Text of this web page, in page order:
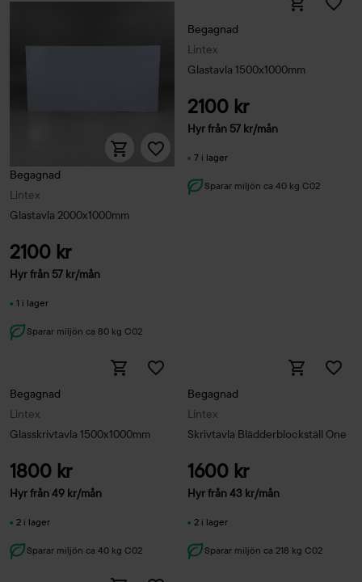
Lintex
Begagnad
Glastavla 2000x1000mm
2100 kr
Hyr från 57 kr/mån
1 i lager
Sparar miljön ca 80 kg C02
Lintex
Begagnad
Glastavla 1500x1000mm
2100 kr
Hyr från 57 kr/mån
7 i lager
Sparar miljön ca 40 kg C02
Lintex
Begagnad
Glasskrivtavla 1500x1000mm
1800 kr
Hyr från49 kr/mån
2 i lager
Sparar miljön ca 40 kg C02
Lintex
Begagnad
Skrivtavla Blädderblockställ One
1600 kr
Hyr från43 kr/mån
2 i lager
Sparar miljön ca 218 kg C02